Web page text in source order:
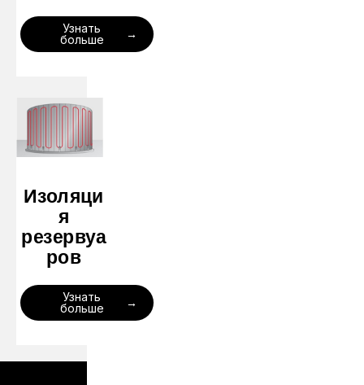
Узнать
больше
Изоляци
я
резервуа
ров
Узнать
больше